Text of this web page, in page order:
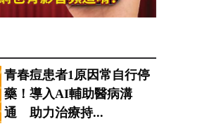
青春痘患者1原因常自行停
藥！導入AI輔助醫病溝
通 助力治療持...